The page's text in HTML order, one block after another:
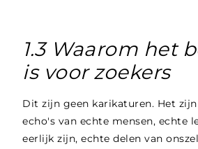
1.3 Waarom het
is voor zoekers
Dit zijn geen karikaturen. Het
echo's van echte mensen, echte
eerlijk zijn, echte delen van